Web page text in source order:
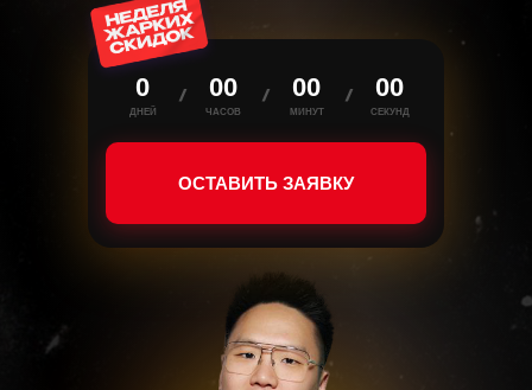
ОСТАВИТЬ ЗАЯВКУ
ДНЕЙ
0
ЧАСОВ
00
МИНУТ
00
СЕКУНД
00